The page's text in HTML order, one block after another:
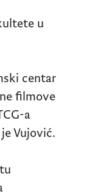
u
centar
filmove
a
Vujović.